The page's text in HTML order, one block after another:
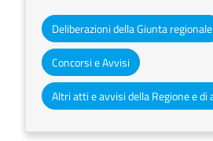
Deliberazioni della Giunta regionale
Concorsi e Avvisi